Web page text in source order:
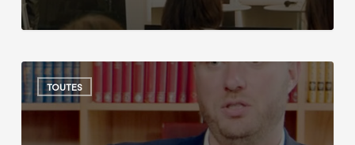
TOUTES
Buy-
and-
Build